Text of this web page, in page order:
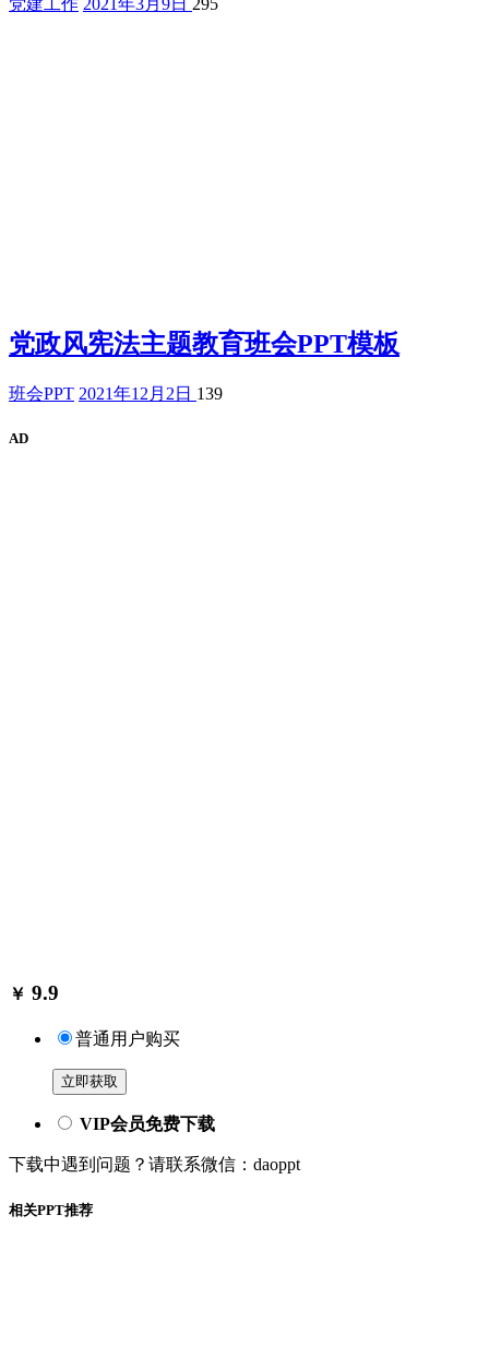
党政风宪法主题教育班会PPT模板
班会PPT 2021年12月2日 139
AD
￥ 9.9
普通用户购买
立即获取
VIP会员免费下载
下载中遇到问题？请联系微信：daoppt
相关PPT推荐